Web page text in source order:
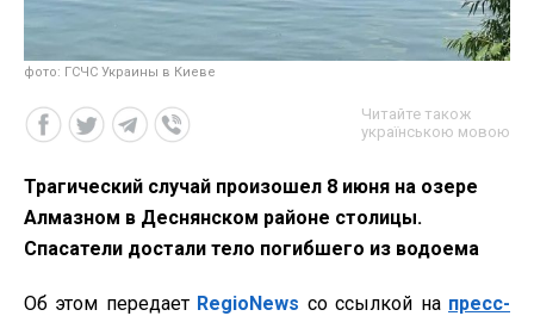
фото: ГСЧС Украины в Киеве
Читайте також
українською мовою
Трагический случай произошел 8 июня на озере
Алмазном в Деснянском районе столицы.
Спасатели достали тело погибшего из водоема
Об этом передает RegioNews со ссылкой на пресс-